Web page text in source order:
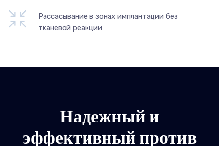
Рассасывание в зонах имплантации без
тканевой реакции
Надежный и
эффективный против